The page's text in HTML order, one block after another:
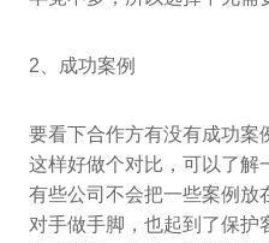
2、成功案例
要看下合作方有没有成功案
这样好做个对比，可以了解
有些公司不会把一些案例放
对手做手脚，也起到了保护